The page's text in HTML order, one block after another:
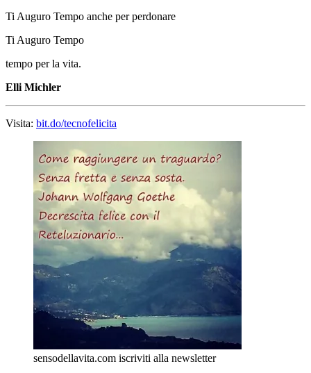
Ti Auguro Tempo anche per perdonare
Ti Auguro Tempo
tempo per la vita.
Elli Michler
Visita: bit.do/tecnofelicita
sensodellavita.com iscriviti alla newsletter